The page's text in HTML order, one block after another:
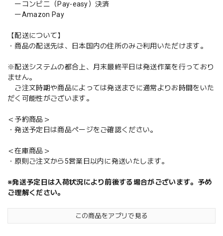
ーコンビニ（Pay-easy）決済
ーAmazon Pay
【配送について】
・商品の配送先は、日本国内の住所のみご利用いただけます。
※配送システムの都合上、月末最終平日は発送作業を行っており
ません。
ご注文時期や商品によっては発送までに通常よりお時間をいた
だく可能性がございます。
＜予約商品＞
・発送予定日は商品ページをご確認ください。
＜在庫商品＞
・原則ご注文から5営業日以内に発送いたします。
※発送予定日は入荷状況により前後する場合がございます。予め
ご理解ください。
この商品をアプリで見る